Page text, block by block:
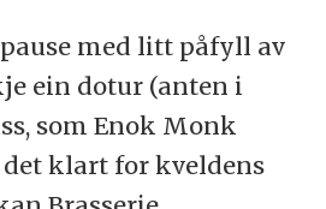
med litt påfyll av
ein dotur (anten i
som Enok Monk
klart for kveldens